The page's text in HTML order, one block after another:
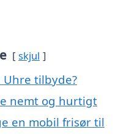
skjul
tilbyde?
nemt og hurtigt
en mobil frisør til